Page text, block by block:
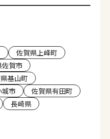
佐賀県上峰町
賀市
基山町
市
佐賀県有田町
長崎県